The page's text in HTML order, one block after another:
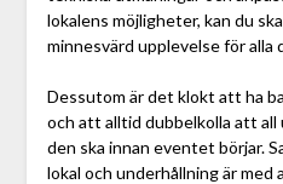
lokalens möjligheter, kan du
minnesvärd upplevelse för alla
Dessutom är det klokt att ha
och att alltid dubbelkolla att
den ska innan eventet börjar.
lokal och underhållning är med